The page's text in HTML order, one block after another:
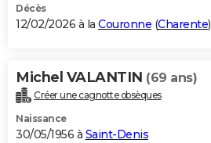
Décès
12/02/2026 à la Couronne (Charente)
Michel VALANTIN (69 ans)
Créer une cagnotte obsèques
Naissance
30/05/1956 à Saint-Denis